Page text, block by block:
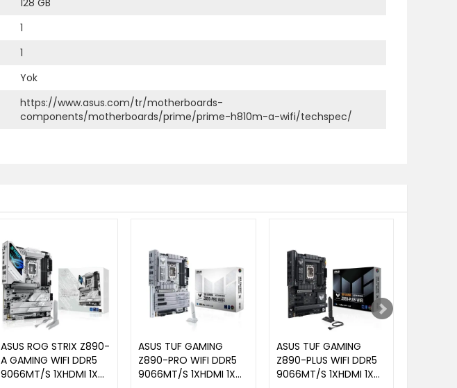
128 GB
1
1
Yok
https://www.asus.com/tr/motherboards-
components/motherboards/prime/prime-h810m-a-wifi/techspec/
ASUS ROG STRIX Z890-
A GAMING WIFI DDR5
9066MT/S 1XHDMI 1XDP
ASUS TUF GAMING
Z890-PRO WIFI DDR5
9066MT/S 1XHDMI 1XDP
ASUS TUF GAMING
Z890-PLUS WIFI DDR5
9066MT/S 1XHDMI 1XDP